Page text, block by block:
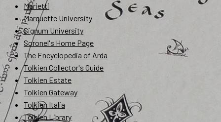
Marietti
Marquette University
Signum University
Soronel's Home Page
The Encyclopedia of Arda
Tolkien Collector's Guide
Tolkien Estate
Tolkien Gateway
Tolkien Italia
Tolkien Library